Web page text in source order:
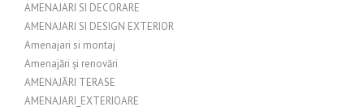
AMENAJARI SI DECORARE
AMENAJARI SI DESIGN EXTERIOR
Amenajari si montaj
Amenajări și renovări
AMENAJĂRI TERASE
AMENAJARI_EXTERIOARE